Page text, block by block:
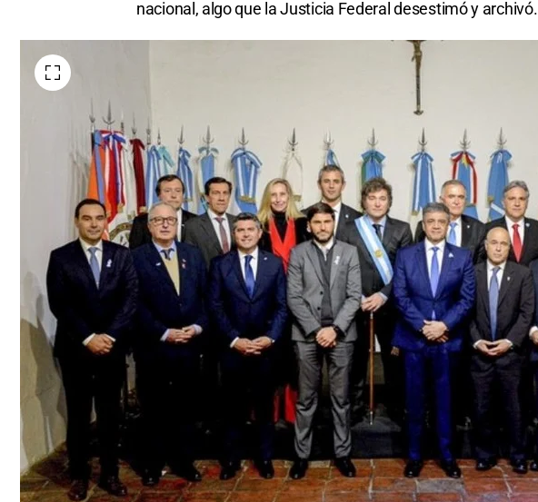
nacional, algo que la Justicia Federal desestimó y archivó.